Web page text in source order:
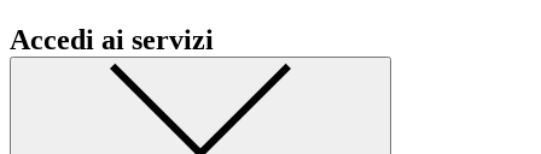
Accedi ai servizi